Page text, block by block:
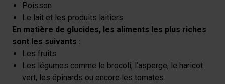
Poisson
Le lait et les produits laitiers
En matière de glucides, les aliments les plus riches
sont les suivants :
Les fruits
Les légumes comme le brocoli, l’asperge, le haricot
vert, les épinards ou encore les tomates